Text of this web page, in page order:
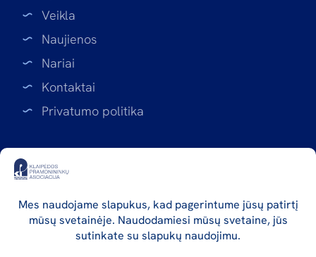
Veikla
Naujienos
Nariai
Kontaktai
Privatumo politika
Rekvizitai
Klaipėdos pramonininkų asociacija
Asociacijos kodas: 141423752
Liepų g. 68-109, LT-92100 Klaipėda